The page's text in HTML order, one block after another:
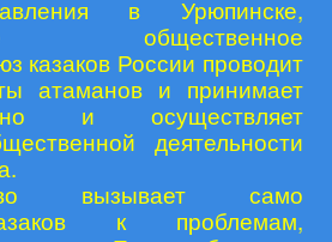
в Урюпинске,
общественное
казаков России проводит
атаманов и принимает
и осуществляет
деятельности
вызывает само
к проблемам,